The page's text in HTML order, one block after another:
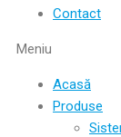
Contact
Meniu
Acasă
Produse